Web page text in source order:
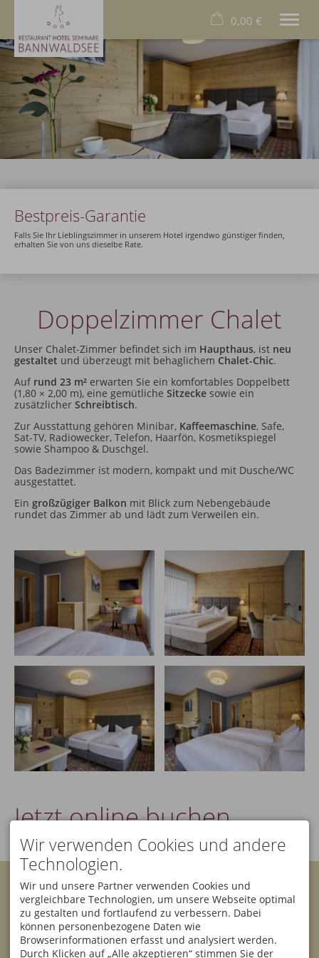
20. bis 27. August
2 Erwachsene
Das Hotel
Das Allgäu
Wellness
Business
Füssen
0,00 €
Warenkorb ist leer
Bestpreis-Garantie
Falls Sie Ihr Lieblingszimmer in unserem Hotel irgendwo günstiger finden,
erhalten Sie von uns dieselbe Rate.
Doppelzimmer Chalet
Unser Chalet-Zimmer befindet sich im Haupthaus, ist neu
gestaltet und überzeugt mit behaglichem Chalet-Chic.
Auf rund 23 m² erwarten Sie ein komfortables Doppelbett
(1,80 × 2,00 m), eine gemütliche Sitzecke sowie ein
zusätzlicher Schreibtisch.
Zur Ausstattung gehören Minibar, Kaffeemaschine, Safe,
Sat-TV, Radiowecker, Telefon, Haarfön, Kosmetikspiegel
sowie Shampoo & Duschgel.
Das Badezimmer ist modern, kompakt und mit Dusche/WC
ausgestattet.
Ein großzügiger Balkon mit Blick zum Nebengebäude
rundet das Zimmer ab und lädt zum Verweilen ein.
Jetzt online buchen ...
Bannwaldsee Hotel GmbH
& Co. KG
Klaus Rehklau
Sesselbahnstraße 10
87642 Halblech
DEUTSCHLAND
Facebook Instagram
Newsletter
Wir verwenden Cookies und andere
Technologien.
Wir und unsere Partner verwenden Cookies und
vergleichbare Technologien, um unsere Webseite optimal
zu gestalten und fortlaufend zu verbessern. Dabei
können personenbezogene Daten wie
Browserinformationen erfasst und analysiert werden.
Durch Klicken auf „Alle akzeptieren“ stimmen Sie der